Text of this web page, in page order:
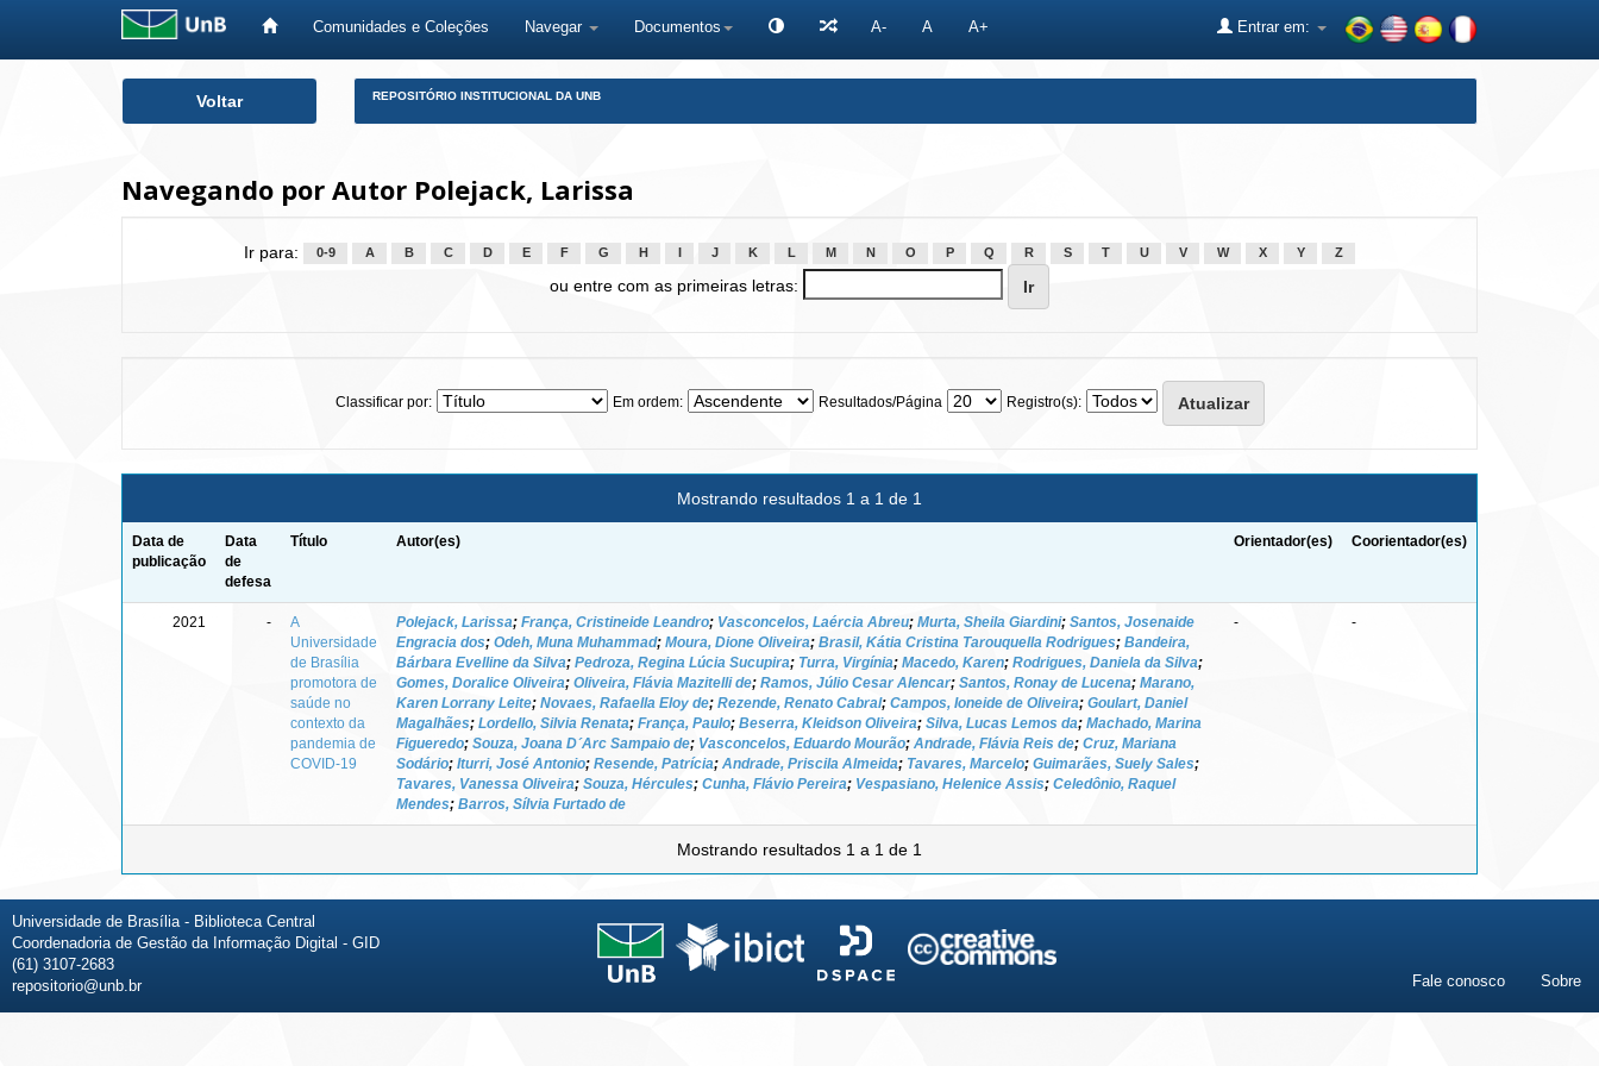
Comunidades e Coleções Navegar Documentos A- A A+ Entrar em:
Voltar REPOSITÓRIO INSTITUCIONAL DA UNB
Navegando por Autor Polejack, Larissa
Ir para: 0-9 A B C D E F G H J K L M N O P Q R S T U V W X Y Z
ou entre com as primeiras letras:
Classificar por: Em ordem: Resultados/Página Registro(s):
Mostrando resultados 1 a 1 de 1
Data de
publicação
Data
de
defesa
Título Autor(es) Orientador(es) Coorientador(es)
2021 -
A
Universidade
de Brasília
promotora de
saúde no
contexto da
pandemia de
COVID-19
Polejack, Larissa; França, Cristineide Leandro; Vasconcelos, Laércia Abreu; Murta, Sheila Giardini; Santos, Josenaide
Engracia dos; Odeh, Muna Muhammad; Moura, Dione Oliveira; Brasil, Kátia Cristina Tarouquella Rodrigues; Bandeira,
Bárbara Evelline da Silva; Pedroza, Regina Lúcia Sucupira; Turra, Virgínia; Macedo, Karen; Rodrigues, Daniela da Silva;
Gomes, Doralice Oliveira; Oliveira, Flávia Mazitelli de; Ramos, Júlio Cesar Alencar; Santos, Ronay de Lucena; Marano,
Karen Lorrany Leite; Novaes, Rafaella Eloy de; Rezende, Renato Cabral; Campos, Ioneide de Oliveira; Goulart, Daniel
Magalhães; Lordello, Silvia Renata; França, Paulo; Beserra, Kleidson Oliveira; Silva, Lucas Lemos da; Machado, Marina
Figueredo; Souza, Joana D´Arc Sampaio de; Vasconcelos, Eduardo Mourão; Andrade, Flávia Reis de; Cruz, Mariana
Sodário; Iturri, José Antonio; Resende, Patrícia; Andrade, Priscila Almeida; Tavares, Marcelo; Guimarães, Suely Sales;
Tavares, Vanessa Oliveira; Souza, Hércules; Cunha, Flávio Pereira; Vespasiano, Helenice Assis; Celedônio, Raquel
Mendes; Barros, Sílvia Furtado de
- -
Mostrando resultados 1 a 1 de 1
Universidade de Brasília - Biblioteca Central
Coordenadoria de Gestão da Informação Digital - GID
(61) 3107-2683
repositorio@unb.br
Fale conosco Sobre